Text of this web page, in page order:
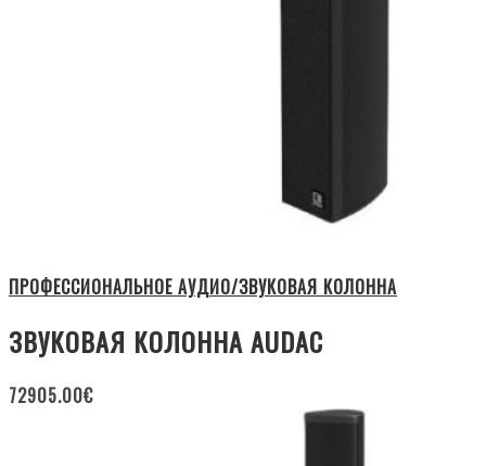
ПРОФЕССИОНАЛЬНОЕ АУДИО/ЗВУКОВАЯ КОЛОННА
ЗВУКОВАЯ КОЛОННА AUDAC
72905.00€